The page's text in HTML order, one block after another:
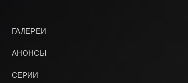
ГАЛЕРЕИ
АНОНСЫ
СЕРИИ